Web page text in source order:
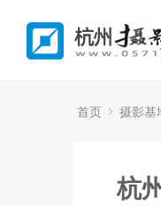
首页 摄影基
杭